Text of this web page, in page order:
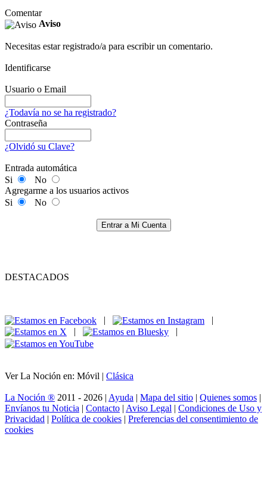
Comentar
Aviso
Necesitas estar registrado/a para escribir un comentario.
Identificarse
Usuario o Email
¿Todavía no se ha registrado?
Contraseña
¿Olvidó su Clave?
Entrada automática
Si
No
Agregarme a los usuarios activos
Si
No
Entrar a Mi Cuenta
DESTACADOS
|
|
|
|
Ver La Noción en: Móvil | Clásica
La Noción ® 2011 - 2026 | Ayuda | Mapa del sitio | Quienes somos |
Envíanos tu Noticia | Contacto | Aviso Legal | Condiciones de Uso y
Privacidad | Política de cookies | Preferencias del consentimiento de
cookies